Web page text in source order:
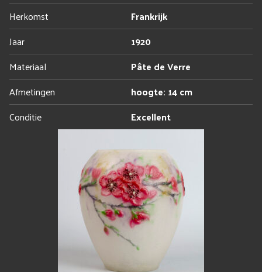
Herkomst
Frankrijk
Jaar
1920
Materiaal
Pâte de Verre
Afmetingen
hoogte: 14 cm
Conditie
Excellent